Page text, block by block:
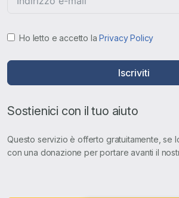
Ho letto e accetto laPrivacy Policy
Iscriviti
Sostienici con il tuo aiuto
Questo servizio è offerto gratuitamente, se
con una donazione per portare avanti il